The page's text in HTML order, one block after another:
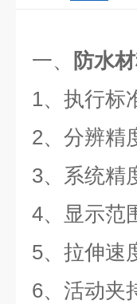
一、 防水
1、执行标
2、分辨精
3、系统精
4、显示范
5、拉伸速
6、活动夹